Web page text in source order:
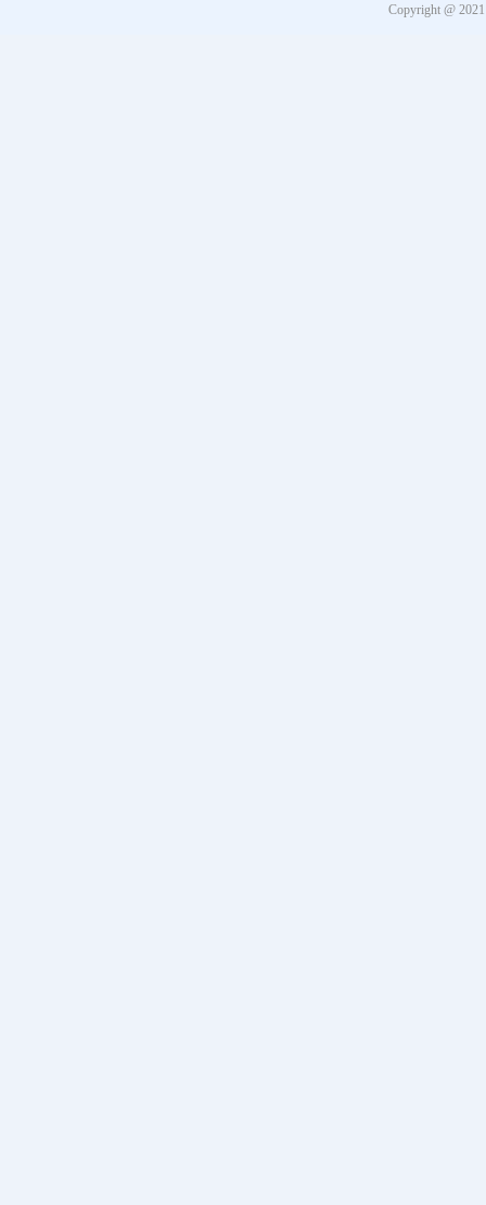
Copyright @